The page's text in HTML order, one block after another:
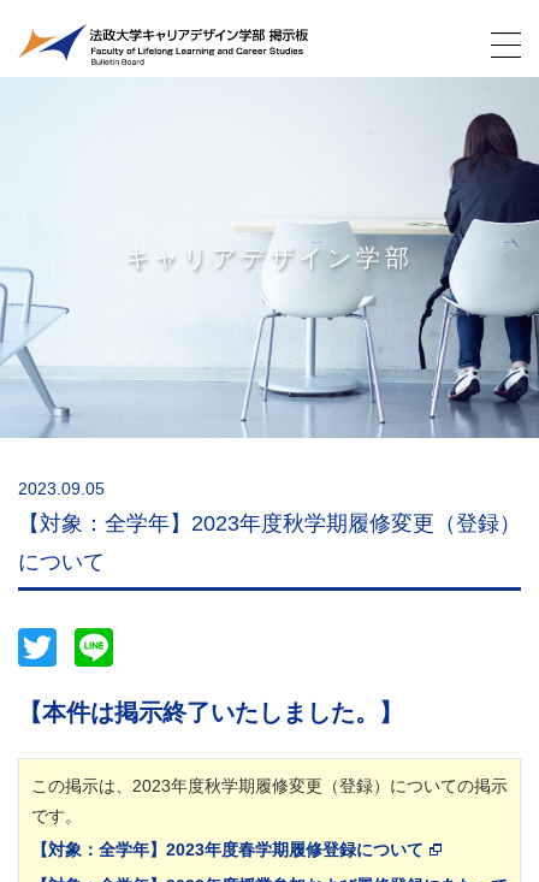
キャリアデザイン学部
2023.09.05
【対象：全学年】2023年度秋学期履修変更（登録）
について
Twitter
【本件は掲示終了いたしました。】
この掲示は、2023年度秋学期履修変更（登録）についての掲示
です。
【対象：全学年】2023年度春学期履修登録について